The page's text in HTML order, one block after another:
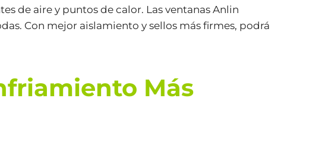
de aire y puntos de calor. Las ventanas Anlin
Con mejor aislamiento y sellos más firmes, podrá
Más